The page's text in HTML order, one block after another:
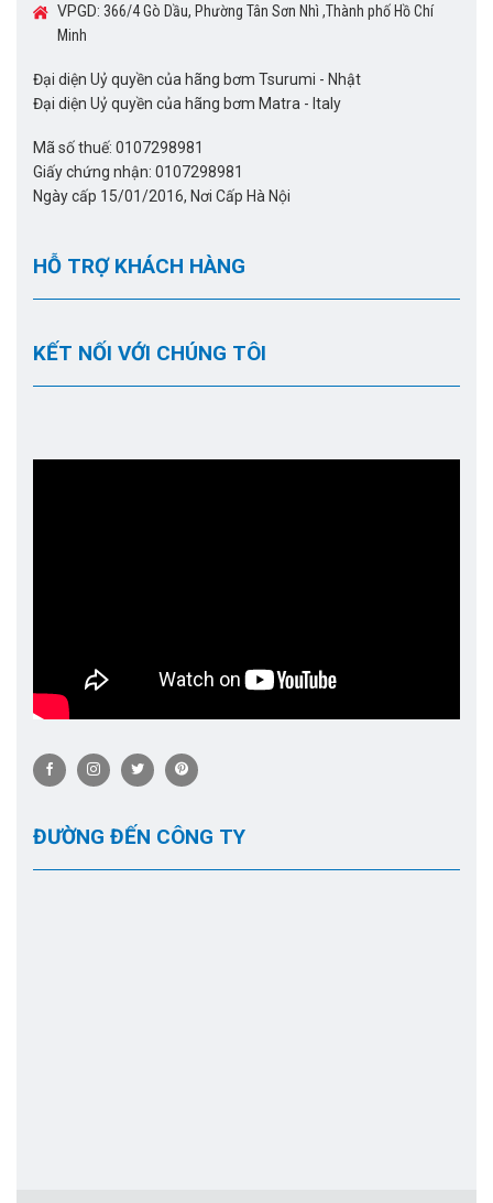
VPGD: 366/4 Gò Dầu, Phường Tân Sơn Nhì ,Thành phố Hồ Chí
Minh
Đại diện Uỷ quyền của hãng bơm Tsurumi - Nhật
Đại diện Uỷ quyền của hãng bơm Matra - Italy
Mã số thuế: 0107298981
Giấy chứng nhận: 0107298981
Ngày cấp 15/01/2016, Nơi Cấp Hà Nội
HỖ TRỢ KHÁCH HÀNG
KẾT NỐI VỚI CHÚNG TÔI
ĐƯỜNG ĐẾN CÔNG TY